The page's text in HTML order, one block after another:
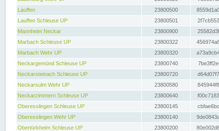
Lauffen
23800500
Lauffen Schleuse UP
23800501
Mannheim Neckar
23800900
Marbach Schleuse UP
23800322
Marbach Wehr UP
23800320
Neckargemünd Schleuse UP
23800740
Neckarsteinach Schleuse UP
23800720
Neckarsulm Wehr UP
23800580
Neckarzimmern Schleuse UP
23800640
Oberesslingen Schleuse UP
23800145
Oberesslingen Wehr UP
23800140
Obertürkheim Schleuse UP
23800200